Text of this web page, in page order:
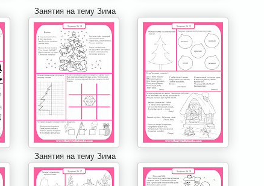
Занятия на тему Зима
Занятия на тему Зима